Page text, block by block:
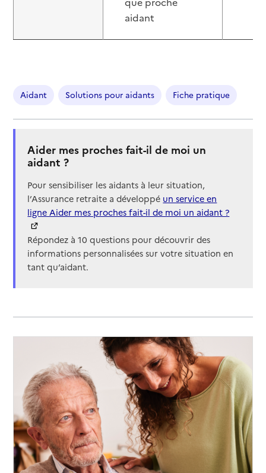
aidant
Aidant Solutions pour aidants Fiche pratique
Aider mes proches fait-il de moi un
aidant ?
Pour sensibiliser les aidants à leur situation,
l’Assurance retraite a développé un service en
ligne Aider mes proches fait-il de moi un aidant ?
Répondez à 10 questions pour découvrir des
informations personnalisées sur votre situation en
tant qu’aidant.